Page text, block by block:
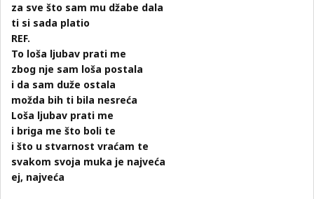
za sve što sam mu džabe dala
ti si sada platio
REF.
To loša ljubav prati me
zbog nje sam loša postala
i da sam duže ostala
možda bih ti bila nesreća
Loša ljubav prati me
i briga me što boli te
i što u stvarnost vraćam te
svakom svoja muka je najveća
ej, najveća